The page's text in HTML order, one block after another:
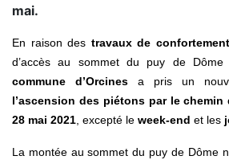
mai.
En raison des travaux de confortement
d’accès au sommet du puy de
commune d’Orcines a pris un
l’ascension des piétons par le chemin
28 mai 2021 , excepté le week-end et les
La montée au sommet du puy de Dôme